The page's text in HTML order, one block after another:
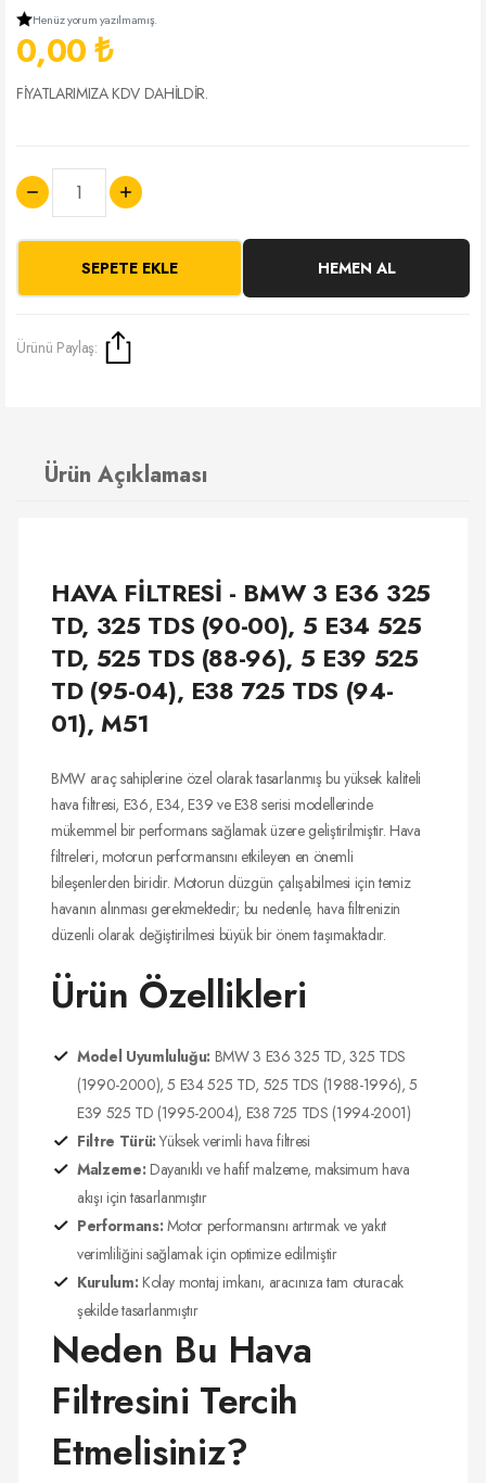
Henüz yorum yazılmamış.
0,00 ₺
FİYATLARIMIZA KDV DAHİLDİR.
SEPETE EKLE HEMEN AL
Ürünü Paylaş:
Ürün Açıklaması
HAVA FİLTRESİ - BMW 3 E36 325
TD, 325 TDS (90-00), 5 E34 525
TD, 525 TDS (88-96), 5 E39 525
TD (95-04), E38 725 TDS (94-
01), M51
BMW araç sahiplerine özel olarak tasarlanmış bu yüksek kaliteli
hava filtresi, E36, E34, E39 ve E38 serisi modellerinde
mükemmel bir performans sağlamak üzere geliştirilmiştir. Hava
filtreleri, motorun performansını etkileyen en önemli
bileşenlerden biridir. Motorun düzgün çalışabilmesi için temiz
havanın alınması gerekmektedir; bu nedenle, hava filtrenizin
düzenli olarak değiştirilmesi büyük bir önem taşımaktadır.
Ürün Özellikleri
Model Uyumluluğu: BMW 3 E36 325 TD, 325 TDS
(1990-2000), 5 E34 525 TD, 525 TDS (1988-1996), 5
E39 525 TD (1995-2004), E38 725 TDS (1994-2001)
Filtre Türü:Yüksek verimli hava filtresi
Malzeme: Dayanıklı ve hafif malzeme, maksimum hava
akışı için tasarlanmıştır
Performans: Motor performansını artırmak ve yakıt
verimliliğini sağlamak için optimize edilmiştir
Kurulum: Kolay montaj imkanı, aracınıza tam oturacak
şekilde tasarlanmıştır
Neden Bu Hava
Filtresini Tercih
Etmelisiniz?